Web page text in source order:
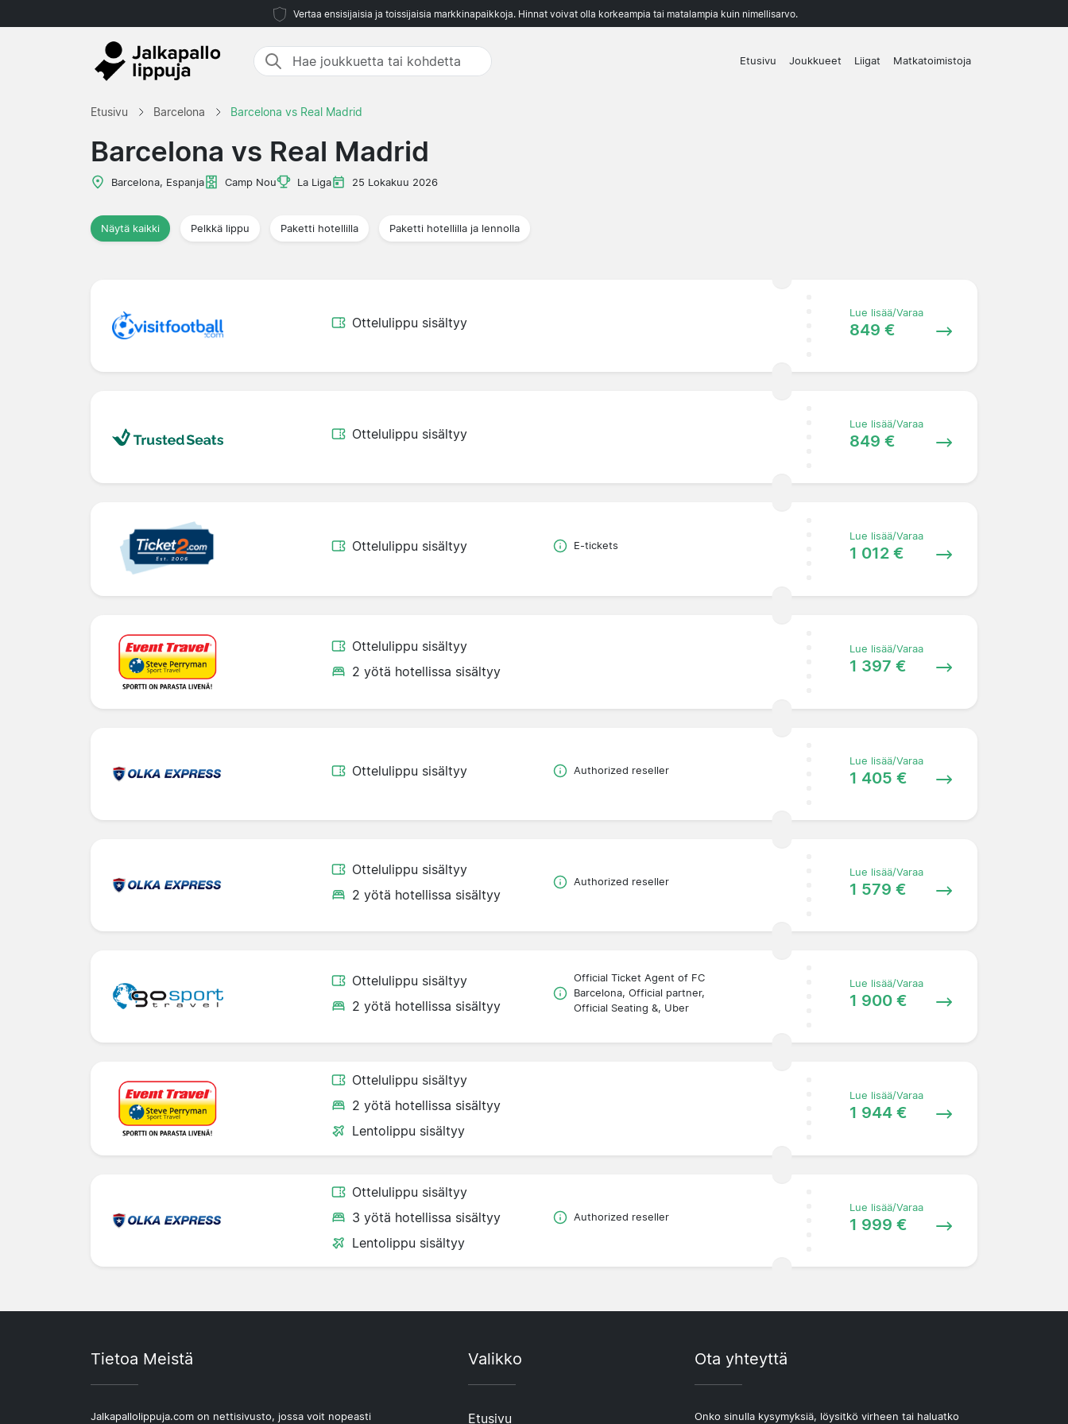
Vertaa ensisijaisia ja toissijaisia markkinapaikkoja. Hinnat voivat olla korkeampia tai matalampia kuin nimellisarvo.
Etusivu Joukkueet Liigat Matkatoimistoja
Etusivu Barcelona Barcelona vs Real Madrid
Barcelona vs Real Madrid
Barcelona, Espanja Camp Nou La Liga 25 Lokakuu 2026
Näytä kaikki Pelkkä lippu Paketti hotellilla Paketti hotellilla ja lennolla
Ottelulippu sisältyy
Lue lisää/Varaa
849 €
Ottelulippu sisältyy
Lue lisää/Varaa
849 €
Ottelulippu sisältyy E-tickets
Lue lisää/Varaa
1 012 €
Ottelulippu sisältyy
2 yötä hotellissa sisältyy
Lue lisää/Varaa
1 397 €
Ottelulippu sisältyy Authorized reseller
Lue lisää/Varaa
1 405 €
Ottelulippu sisältyy
2 yötä hotellissa sisältyy
Authorized reseller
Lue lisää/Varaa
1 579 €
Ottelulippu sisältyy
2 yötä hotellissa sisältyy
Official Ticket Agent of FC
Barcelona, Official partner,
Official Seating &, Uber
Lue lisää/Varaa
1 900 €
Ottelulippu sisältyy
2 yötä hotellissa sisältyy
Lentolippu sisältyy
Lue lisää/Varaa
1 944 €
Ottelulippu sisältyy
3 yötä hotellissa sisältyy
Lentolippu sisältyy
Authorized reseller
Lue lisää/Varaa
1 999 €
Tietoa Meistä
Jalkapallolippuja.com on nettisivusto, jossa voit nopeasti
Valikko
Etusivu
Ota yhteyttä
Onko sinulla kysymyksiä, löysitkö virheen tai haluatko